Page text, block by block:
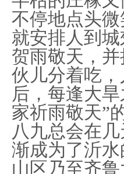
不停地点头
就安排人到
贺雨敬天，
伙儿分着吃
后，每逢大
家祈雨敬天”
八九总会在
渐成为了沂
山区乃至齐